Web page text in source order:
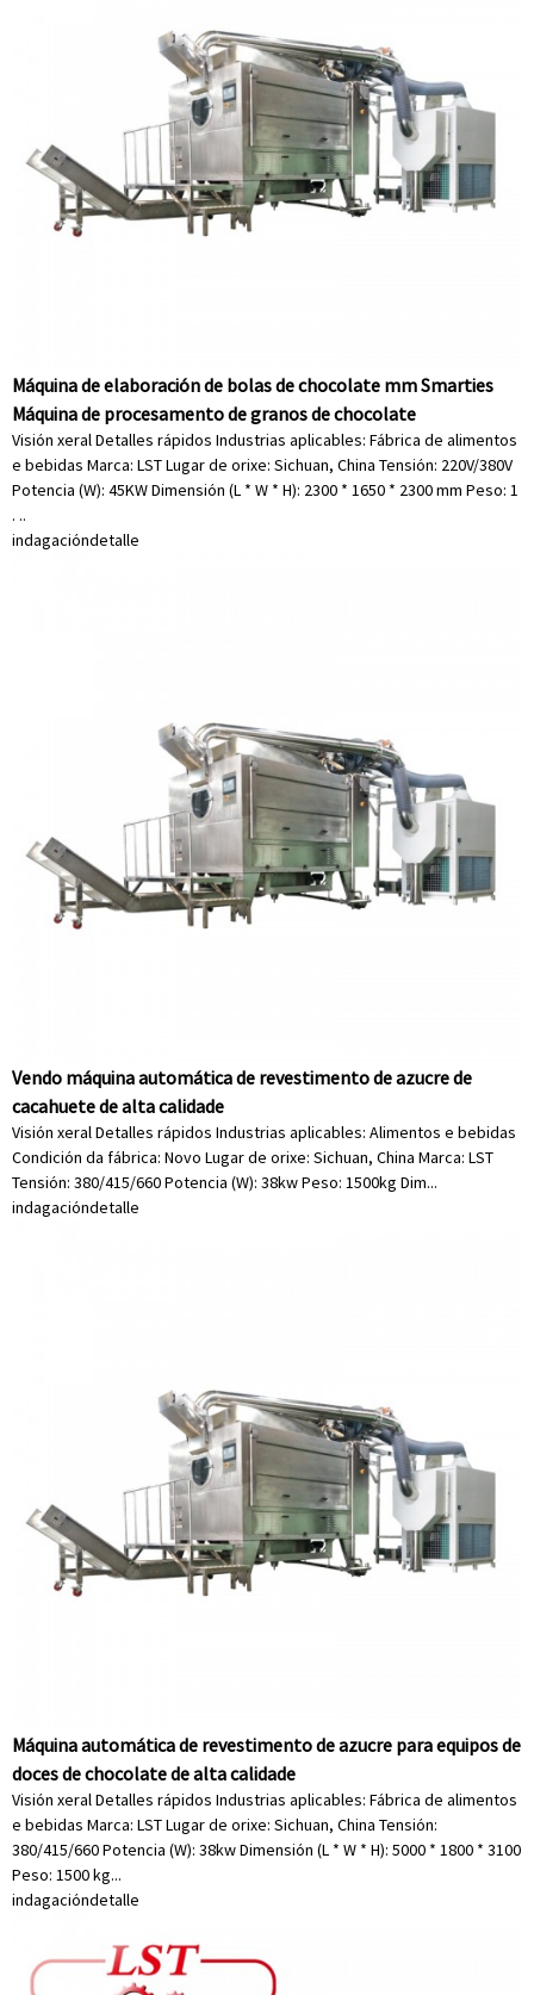
Máquina de elaboración de bolas de chocolate mm Smarties
Máquina de procesamento de granos de chocolate
Visión xeral Detalles rápidos Industrias aplicables: Fábrica de alimentos
e bebidas Marca: LST Lugar de orixe: Sichuan, China Tensión: 220V/380V
Potencia (W): 45KW Dimensión (L * W * H): 2300 * 1650 * 2300 mm Peso: 1
. ..
indagacióndetalle
Vendo máquina automática de revestimento de azucre de
cacahuete de alta calidade
Visión xeral Detalles rápidos Industrias aplicables: Alimentos e bebidas
Condición da fábrica: Novo Lugar de orixe: Sichuan, China Marca: LST
Tensión: 380/415/660 Potencia (W): 38kw Peso: 1500kg Dim...
indagacióndetalle
Máquina automática de revestimento de azucre para equipos de
doces de chocolate de alta calidade
Visión xeral Detalles rápidos Industrias aplicables: Fábrica de alimentos
e bebidas Marca: LST Lugar de orixe: Sichuan, China Tensión:
380/415/660 Potencia (W): 38kw Dimensión (L * W * H): 5000 * 1800 * 3100
Peso: 1500 kg...
indagacióndetalle